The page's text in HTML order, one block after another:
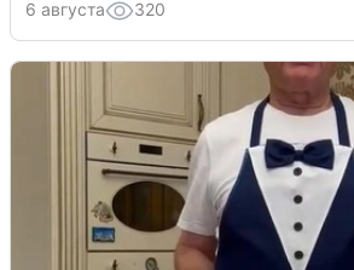
6 августа 320